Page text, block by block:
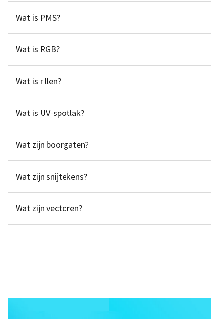
Wat is PMS?
Wat is RGB?
Wat is rillen?
Wat is UV-spotlak?
Wat zijn boorgaten?
Wat zijn snijtekens?
Wat zijn vectoren?